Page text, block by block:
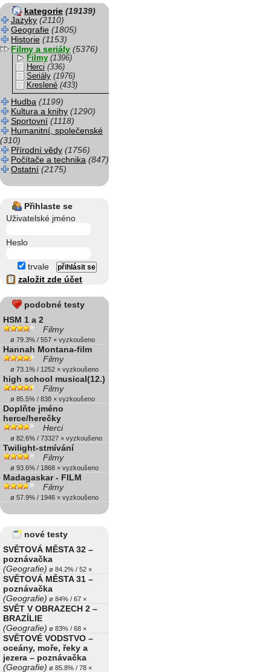
kategorie (19139)
Jazyky (2110)
Geografie (1805)
Historie (1153)
Filmy a seriály (5376)
Filmy (1396)
Herci (336)
Seriály (1976)
Kreslené (433)
Hudba (1199)
Kultura a knihy (1290)
Sportovní (1118)
Humanitní, společenské
(310)
Přírodní vědy (1756)
Počítače a technika (847)
Ostatní (2175)
Přihlaste se
Uživatelské jméno
Heslo
trvale
založit zde účet
podobné testy
HSM 1 a 2
Filmy
ø 79.3% / 557 × vyzkoušeno
Hannah Montana-film
Filmy
ø 73.1% / 1252 × vyzkoušeno
high school musical(12.)
Filmy
ø 85.5% / 838 × vyzkoušeno
Doplňte jméno
herce/herečky
Herci
ø 82.6% / 73327 × vyzkoušeno
Twilight-stmívání
Filmy
ø 93.6% / 1868 × vyzkoušeno
Madagaskar - FILM
Filmy
ø 57.9% / 1946 × vyzkoušeno
nové testy
SVĚTOVÁ MĚSTA 32 –
poznávačka
(Geografie) ø 84.2% / 52 ×
SVĚTOVÁ MĚSTA 31 –
poznávačka
(Geografie) ø 84% / 67 ×
SVĚT V OBRAZECH 2 –
BRAZÍLIE
(Geografie) ø 83% / 68 ×
SVĚTOVÉ VODSTVO –
oceány, moře, řeky a
jezera – poznávačka
(Geografie) ø 85.8% / 78 ×